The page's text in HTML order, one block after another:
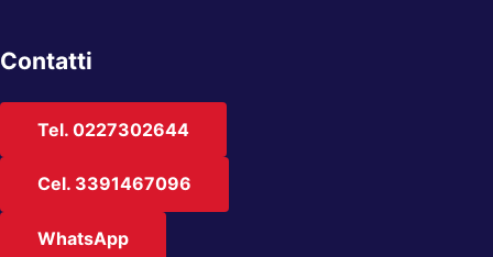
Contatti
Tel. 0227302644
Cel. 3391467096
WhatsApp